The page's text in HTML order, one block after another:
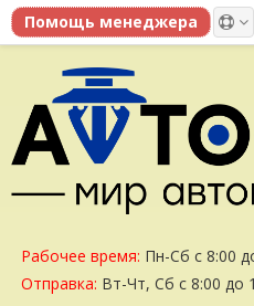
Рабочее время: Пн-Сб с 8:00
Отправка: Вт-Чт, Сб с 8:00 до